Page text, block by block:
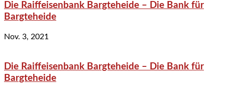
Die Raiffeisenbank Bargteheide – Die Bank für
Bargteheide
Nov. 3, 2021
Die Raiffeisenbank Bargteheide – Die Bank für
Bargteheide